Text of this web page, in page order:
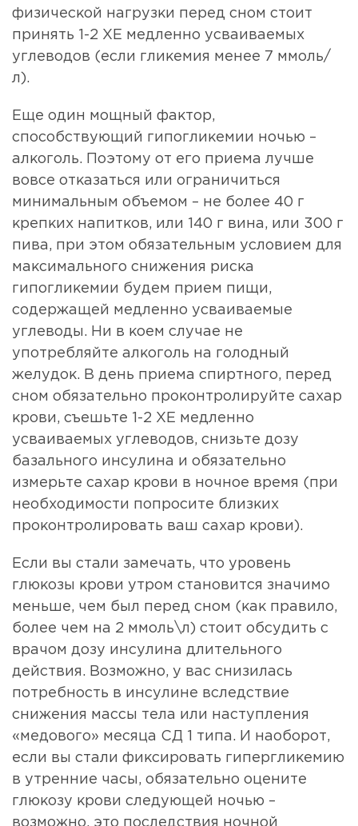
физической нагрузки перед сном стоит
принять 1-2 ХЕ медленно усваиваемых
углеводов (если гликемия менее 7 ммоль/
л).
Еще один мощный фактор,
способствующий гипогликемии ночью –
алкоголь. Поэтому от его приема лучше
вовсе отказаться или ограничиться
минимальным объемом – не более 40 г
крепких напитков, или 140 г вина, или 300 г
пива, при этом обязательным условием для
максимального снижения риска
гипогликемии будем прием пищи,
содержащей медленно усваиваемые
углеводы. Ни в коем случае не
употребляйте алкоголь на голодный
желудок. В день приема спиртного, перед
сном обязательно проконтролируйте сахар
крови, съешьте 1-2 ХЕ медленно
усваиваемых углеводов, снизьте дозу
базального инсулина и обязательно
измерьте сахар крови в ночное время (при
необходимости попросите близких
проконтролировать ваш сахар крови).
Если вы стали замечать, что уровень
глюкозы крови утром становится значимо
меньше, чем был перед сном (как правило,
более чем на 2 ммоль\л) стоит обсудить с
врачом дозу инсулина длительного
действия. Возможно, у вас снизилась
потребность в инсулине вследствие
снижения массы тела или наступления
«медового» месяца СД 1 типа. И наоборот,
если вы стали фиксировать гипергликемию
в утренние часы, обязательно оцените
глюкозу крови следующей ночью –
возможно, это последствия ночной